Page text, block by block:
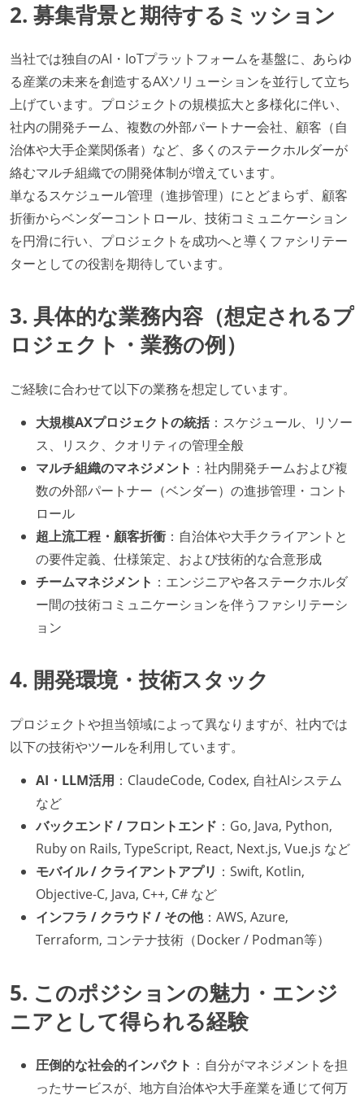
2. 募集背景と期待するミッション
当社では独自のAI・IoTプラットフォームを基盤に、あらゆ
る産業の未来を創造するAXソリューションを並行して立ち
上げています。プロジェクトの規模拡大と多様化に伴い、
社内の開発チーム、複数の外部パートナー会社、顧客（自
治体や大手企業関係者）など、多くのステークホルダーが
絡むマルチ組織での開発体制が増えています。
単なるスケジュール管理（進捗管理）にとどまらず、顧客
折衝からベンダーコントロール、技術コミュニケーション
を円滑に行い、プロジェクトを成功へと導くファシリテー
ターとしての役割を期待しています。
3. 具体的な業務内容（想定されるプ
ロジェクト・業務の例）
ご経験に合わせて以下の業務を想定しています。
大規模AXプロジェクトの統括：スケジュール、リソー
ス、リスク、クオリティの管理全般
マルチ組織のマネジメント ：社内開発チームおよび複
数の外部パートナー（ベンダー）の進捗管理・コント
ロール
超上流工程・顧客折衝 ：自治体や大手クライアントと
の要件定義、仕様策定、および技術的な合意形成
チームマネジメント ：エンジニアや各ステークホルダ
ー間の技術コミュニケーションを伴うファシリテーシ
ョン
4. 開発環境・技術スタック
プロジェクトや担当領域によって異なりますが、社内では
以下の技術やツールを利用しています。
AI・LLM活用 ：ClaudeCode, Codex, 自社AIシステム
など
バックエンド / フロントエンド ：Go, Java, Python,
Ruby on Rails, TypeScript, React, Next.js, Vue.js など
モバイル / クライアントアプリ ：Swift, Kotlin,
Objective-C, Java, C++, C# など
インフラ / クラウド / その他：AWS, Azure,
Terraform, コンテナ技術（Docker / Podman等）
5. このポジションの魅力・エンジ
ニアとして得られる経験
圧倒的な社会的インパクト ：自分がマネジメントを担
ったサービスが、地方自治体や大手産業を通じて何万